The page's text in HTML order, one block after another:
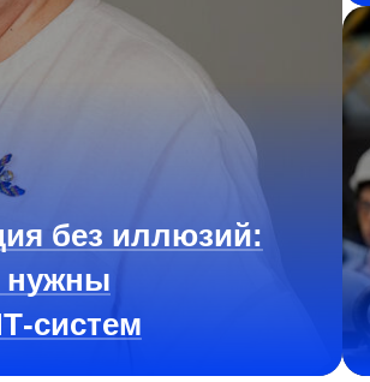
без иллюзий:
нужны
систем